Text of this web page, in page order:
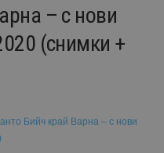
– с нови
(снимки +